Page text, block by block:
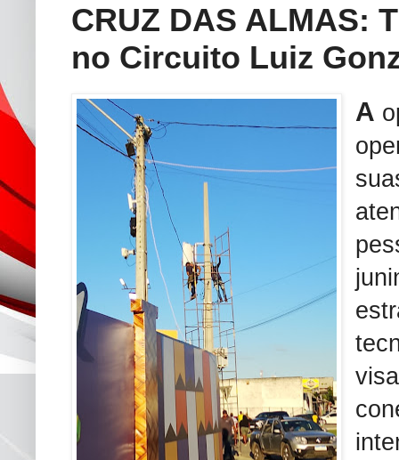
CRUZ DAS ALMAS:
no Circuito Luiz
A